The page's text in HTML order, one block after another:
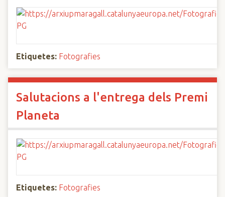
Etiquetes: Fotografies
Salutacions a l'entrega dels Premi
Planeta
Etiquetes: Fotografies